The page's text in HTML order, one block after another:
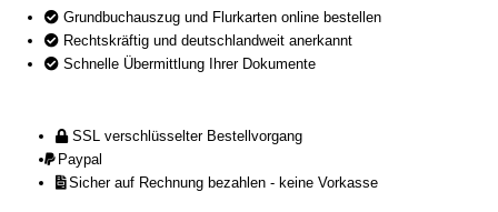
Grundbuchauszug und Flurkarten online bestellen
Rechtskräftig und deutschlandweit anerkannt
Schnelle Übermittlung Ihrer Dokumente
SSL verschlüsselter Bestellvorgang
Paypal
Sicher auf Rechnung bezahlen - keine Vorkasse